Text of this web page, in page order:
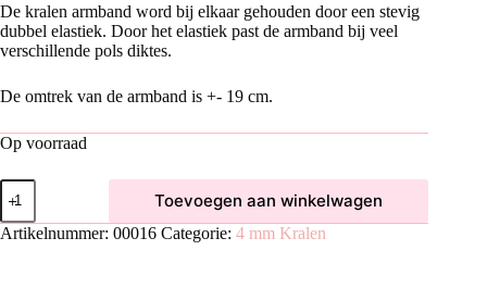
De kralen armband word bij elkaar gehouden door een stevig
dubbel elastiek. Door het elastiek past de armband bij veel
verschillende pols diktes.
De omtrek van de armband is +- 19 cm.
Op voorraad
Agaat
Mos
Armband
(4
Toevoegen aan winkelwagen
Artikelnummer: 00016 Categorie: 4 mm Kralen